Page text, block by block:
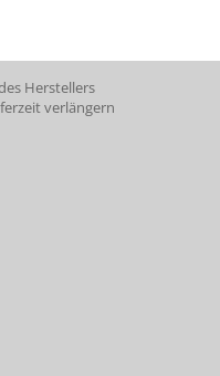
Herstellers
verlängern